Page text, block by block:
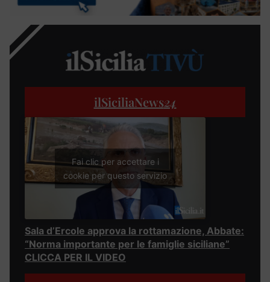
ilSiciliaNews24
Fai clic per accettare i
cookie per questo servizio
Sala d’Ercole approva la rottamazione, Abbate:
“Norma importante per le famiglie siciliane”
CLICCA PER IL VIDEO